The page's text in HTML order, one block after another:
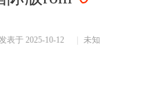
表于 2025-10-12 未知